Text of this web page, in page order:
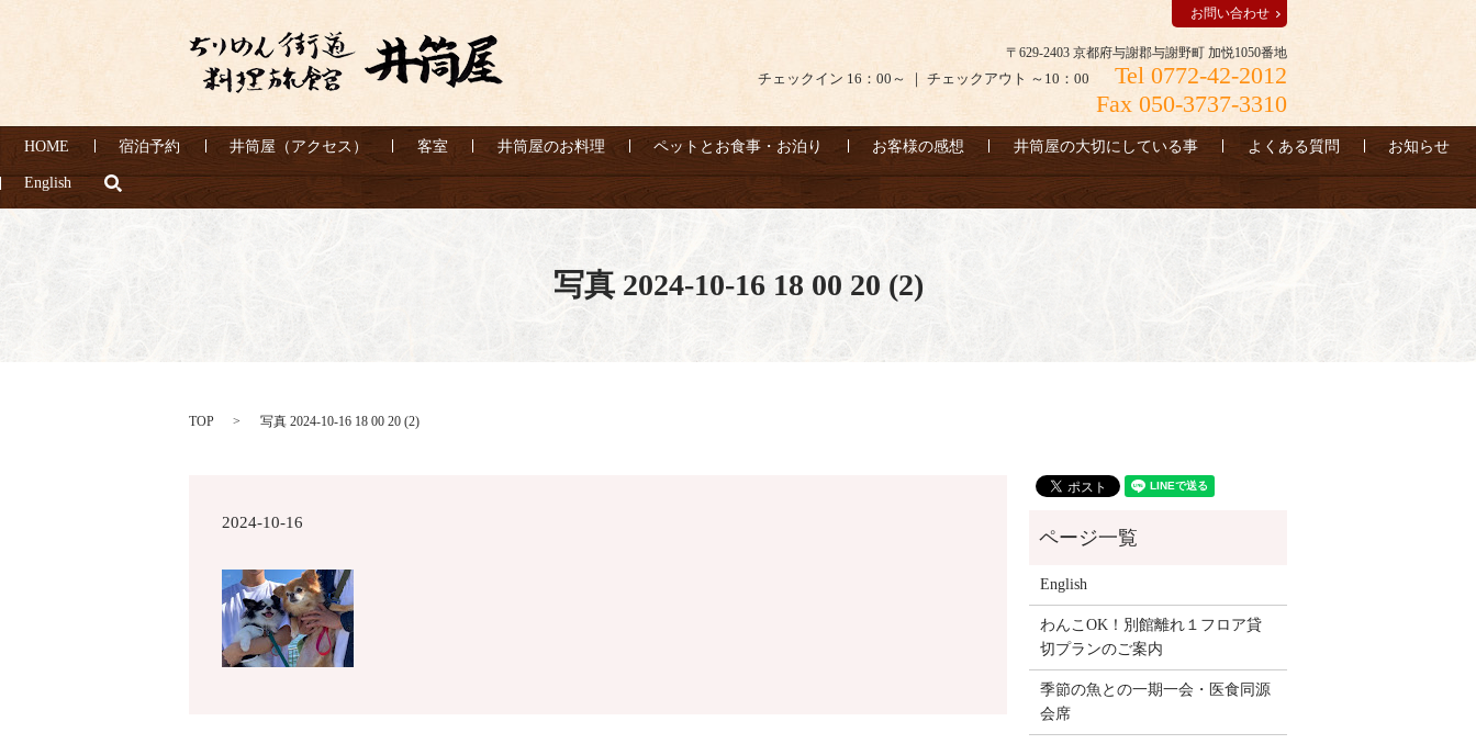
〒629-2403 京都府与謝郡与謝野町 加悦1050番地
チェックイン 16：00～ ｜ チェックアウト ～10：00
Tel 0772-42-2012
Fax 050-3737-3310
お問い合わせ
HOME 宿泊予約 井筒屋（アクセス） 客室 井筒屋のお料理 ペットとお食事・お泊り お客様の感想 井筒屋の大切にしている事 よくある質問 お知らせ
English
写真 2024-10-16 18 00 20 (2)
TOP 写真 2024-10-16 18 00 20 (2)
2024-10-16
English
わんこOK！別館離れ１フロア貸
切プランのご案内
季節の魚との一期一会・医食同源
会席